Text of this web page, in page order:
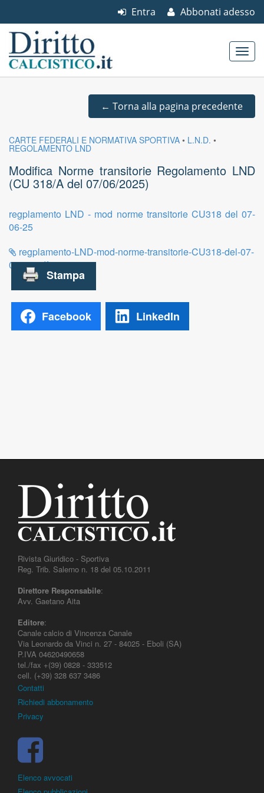
Abbonati adesso
Entra
← Torna alla pagina precedente
CARTE FEDERALI E NORMATIVA SPORTIVA • L.N.D. •
REGOLAMENTO LND
Modifica Norme transitorie Regolamento LND
(CU 318/A del 07/06/2025)
regplamento LND - mod norme transitorie CU318 del 07-
06-25
regplamento-LND-mod-norme-transitorie-CU318-del-07-
06-25.pdf
Facebook LinkedIn
Rivista Giuridico - Sportiva
Reg. Trib. Salerno n. 18 del 05.10.2011
Direttore Responsabile:
Avv. Gaetano Aita
Editore:
Canale calcio di Vincenza Canale
Via Leonardo da Vinci n. 27 - 84025 - Eboli (SA)
P.IVA 04620490658
tel./fax +(39) 0828 - 333512
cell. (+39) 328 637 3486
Contatti
Richiedi abbonamento
Privacy
Elenco avvocati